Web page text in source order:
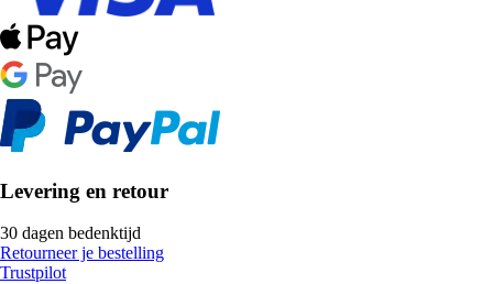
Levering en retour
30 dagen bedenktijd
Retourneer je bestelling
Trustpilot